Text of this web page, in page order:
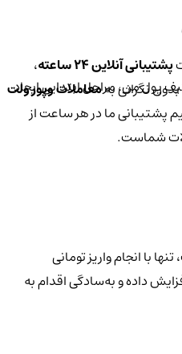
پشتیبانی آنلاین ۲۴ ساعته
،
نگرانی بهمعاملات وپور ولت
پشتیبانی ما در هر ساعت از
شماست.
پول من، مراحل ابتدایی ایجاد
با انجام واریز تومانی
داده و به‌سادگی اقدام به